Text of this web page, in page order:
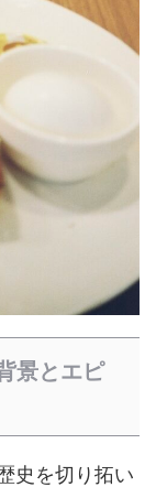
景とエピ
史を切り拓い